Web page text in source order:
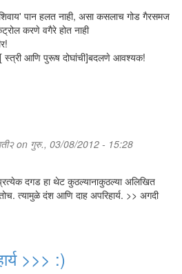
पान हलत नाही, असा कसलाच गोड गैरसमज
करणे वगैरे होत नाही
[ स्त्री आणि पुरूष दोघांची]बदलणे आवश्यक!
on गुरु., 03/08/2012 - 15:28
दगड हा थेट कुठल्यानाकुठल्या अलिखित
त्यामुळे दंश आणि दाह अपरिहार्य. >> अगदी
>>> :)